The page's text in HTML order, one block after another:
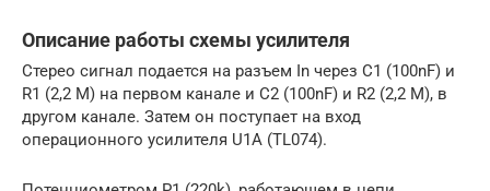
Описание работы схемы усилителя
Стерео сигнал подается на разъем In через C1 (100nF) и
R1 (2,2 М) на первом канале и C2 (100nF) и R2 (2,2 М), в
другом канале. Затем он поступает на вход
операционного усилителя U1A (TL074).